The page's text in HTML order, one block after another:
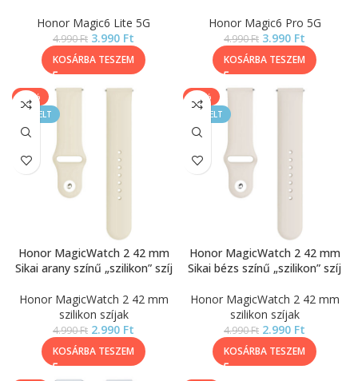
Honor Magic6 Lite 5G
4.990Ft 3.990 Ft
KOSÁRBA TESZEM
Honor Magic6 Pro 5G
4.990Ft 3.990 Ft
KOSÁRBA TESZEM
-40%
KIEMELT
Honor MagicWatch 2 42 mm
Sikai arany színű „szilikon” szíj
Honor MagicWatch 2 42 mm
szilikon szíjak
4.990Ft 2.990 Ft
KOSÁRBA TESZEM
-40%
KIEMELT
Honor MagicWatch 2 42 mm
Sikai bézs színű „szilikon” szíj
Honor MagicWatch 2 42 mm
szilikon szíjak
4.990Ft 2.990 Ft
KOSÁRBA TESZEM